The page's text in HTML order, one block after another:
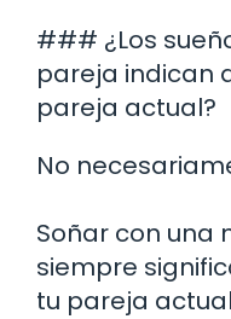
### ¿Los
pareja indican
pareja actual?
No
Soñar con una
siempre
tu pareja